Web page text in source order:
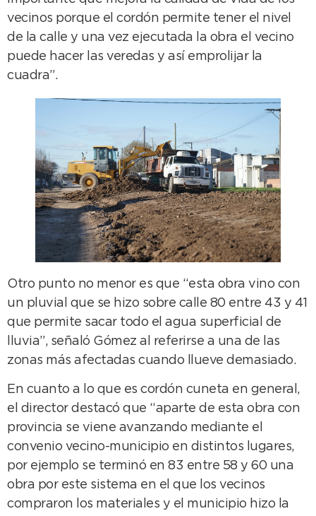
vecinos porque el cordón permite tener el nivel
de la calle y una vez ejecutada la obra el vecino
puede hacer las veredas y así emprolijar la
cuadra”.
Otro punto no menor es que “esta obra vino con
un pluvial que se hizo sobre calle 80 entre 43 y 41
que permite sacar todo el agua superficial de
lluvia”, señaló Gómez al referirse a una de las
zonas más afectadas cuando llueve demasiado.
En cuanto a lo que es cordón cuneta en general,
el director destacó que “aparte de esta obra con
provincia se viene avanzando mediante el
convenio vecino-municipio en distintos lugares,
por ejemplo se terminó en 83 entre 58 y 60 una
obra por este sistema en el que los vecinos
compraron los materiales y el municipio hizo la